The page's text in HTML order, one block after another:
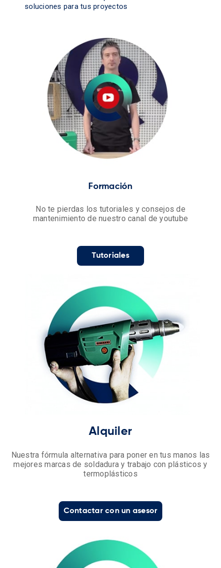
soluciones para tus proyectos
Formación
No te pierdas los tutoriales y consejos de
mantenimiento de nuestro canal de youtube
Tutoriales
Alquiler
Nuestra fórmula alternativa para poner en tus manos las
mejores marcas de soldadura y trabajo con plásticos y
termoplásticos
Contactar con un asesor